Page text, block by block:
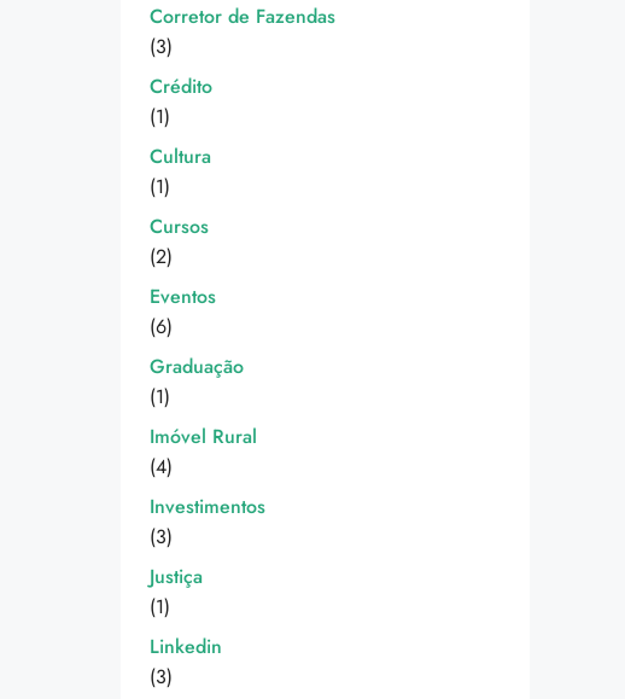
Corretor de Fazendas
(3)
Crédito
(1)
Cultura
(1)
Cursos
(2)
Eventos
(6)
Graduação
(1)
Imóvel Rural
(4)
Investimentos
(3)
Justiça
(1)
Linkedin
(3)